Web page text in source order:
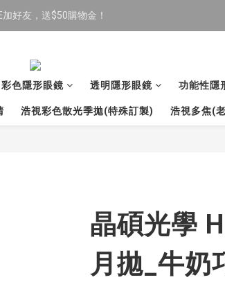
時全館滿$699免運
時全館滿$699免運
全館滿$699免運
彩色隱形眼鏡 透明隱形眼鏡 功能性隱
浩視彩色散光季拋(特殊訂製) 浩視多焦(
晶碩光學
月拋_牛奶